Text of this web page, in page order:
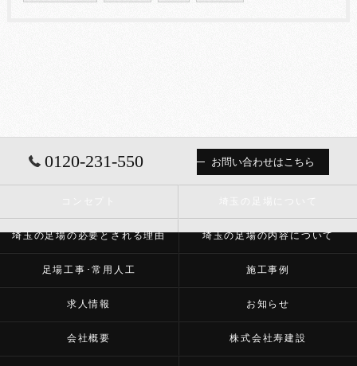
0120-231-550 お問い合わせはこちら
埼玉の足場の必要とされる理由 埼玉の足場の内容について
足場工事･常用人工 施工事例
求人情報 お知らせ
会社概要 株式会社寿建設